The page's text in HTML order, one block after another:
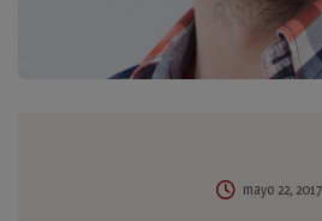
mayo 22, 2017